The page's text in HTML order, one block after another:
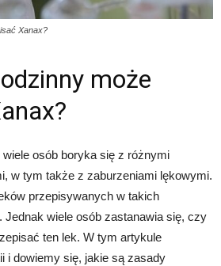
Xanax?
może
osób boryka się z różnymi
w tym także z zaburzeniami lękowymi.
przepisywanych w takich
Jednak wiele osób zastanawia się, czy
ten lek. W tym artykule
i dowiemy się, jakie są zasady